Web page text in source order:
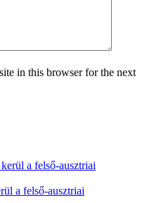
in this browser for the next
a felső-ausztriai